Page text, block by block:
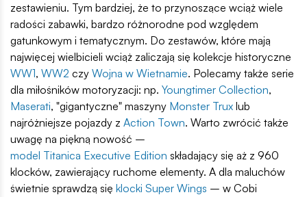
zestawieniu. Tym bardziej, że to przynoszące wciąż wiele
radości zabawki, bardzo różnorodne pod względem
gatunkowym i tematycznym. Do zestawów, które mają
najwięcej wielbicieli wciąż zaliczają się kolekcje historyczne
WW1, WW2 czy Wojna w Wietnamie. Polecamy także serie
dla miłośników motoryzacji: np. Youngtimer Collection,
Maserati, "gigantyczne" maszyny Monster Trux lub
najróżniejsze pojazdy z Action Town. Warto zwrócić także
uwagę na piękną nowość –
model Titanica Executive Edition składający się aż z 960
klocków, zawierający ruchome elementy. A dla maluchów
świetnie sprawdzą się klocki Super Wings – w Cobi